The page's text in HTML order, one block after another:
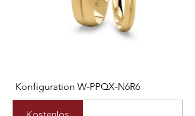
Konfiguration W-PPQX-N6R6
Preis
2.127,00 €
Preis